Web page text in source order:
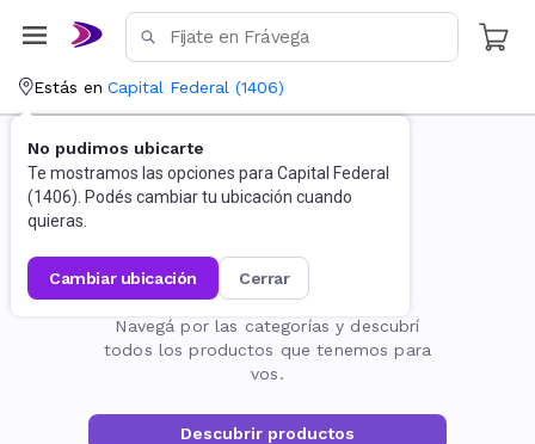
Estás en Capital Federal (1406)
No pudimos ubicarte
Te mostramos las opciones para Capital Federal
(1406). Podés cambiar tu ubicación cuando
quieras.
cambiar ubicación cerrar
La página no existe
Navegá por las categorías y descubrí
todos los productos que tenemos para
vos.
Descubrir productos